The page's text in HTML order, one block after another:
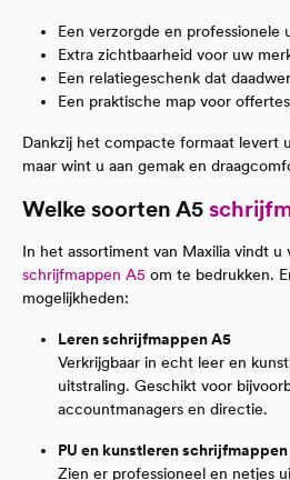
Een verzorgde en professionele
Extra zichtbaarheid voor uw
Een relatiegeschenk dat
Een praktische map voor
Dankzij het compacte formaat levert
maar wint u aan gemak en
Welke soorten A5
In het assortiment van Maxilia vindt u
schrijfmappen A5 om te bedrukken.
mogelijkheden:
Leren schrijfmappen A5
Verkrijgbaar in echt leer en
uitstraling. Geschikt voor
accountmanagers en directie.
PU en kunstleren
Zien er professioneel en netjes